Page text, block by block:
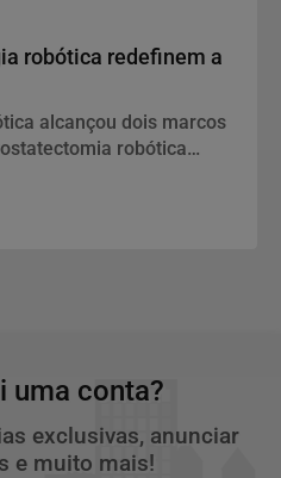
robótica redefinem a
alcançou dois marcos
robótica
primeira telecirurgia
uma conta?
exclusivas, anunciar
e muito mais!